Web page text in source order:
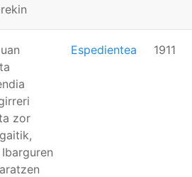
zor
Espedientea 1911